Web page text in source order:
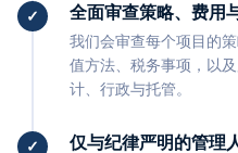
全面审查策略、费用
我们会审查每个项目的
值方法、税务事项，以
计、行政与托管。
仅与纪律严明的管理